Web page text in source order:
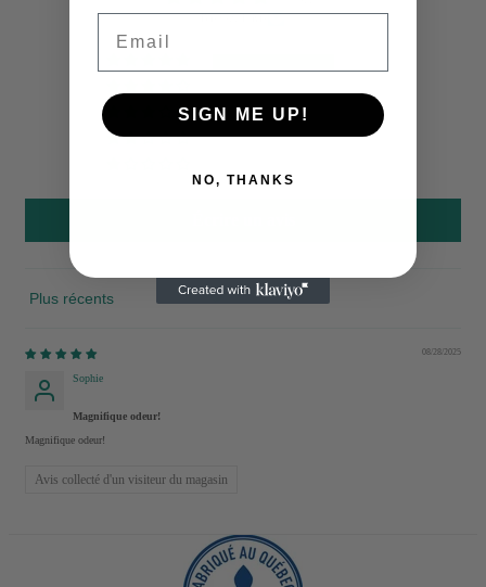
Basé sur 1 avis
0
Sort by
08/28/2025
Sophie
Magnifique odeur!
Magnifique odeur!
Avis collecté d'un visiteur du magasin
SIGN ME UP!
NO, THANKS